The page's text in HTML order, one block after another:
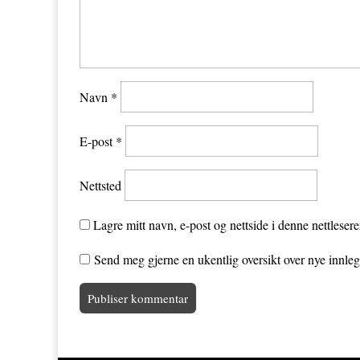
Navn *
E-post*
Nettsted
Lagre mitt navn, e-post og nettside i denne
Send meg gjerne en ukentlig oversikt over nye